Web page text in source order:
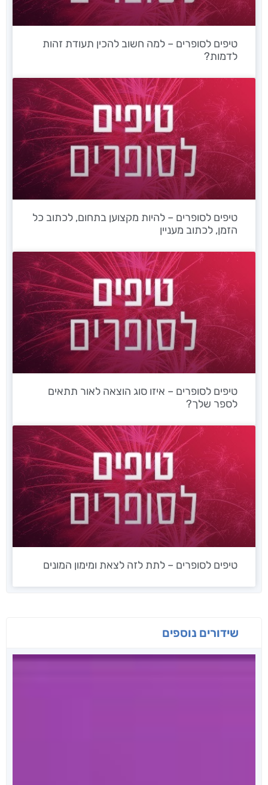
טיפים לסופרים – למה חשוב להכין תעודת זהות
לדמות?
טיפים לסופרים – להיות מקצוען בתחום, לכתוב כל
הזמן, לכתוב מעניין
טיפים לסופרים – איזו סוג הוצאה לאור תתאים
לספר שלך?
טיפים לסופרים – לתת לזה לצאת ומימון המונים
שידורים נוספים